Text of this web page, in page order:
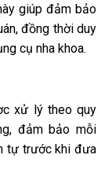
giúp đảm bảo
đồng thời duy
cụ nha khoa.
xử lý theo quy
đảm bảo mỗi
tự trước khi đưa